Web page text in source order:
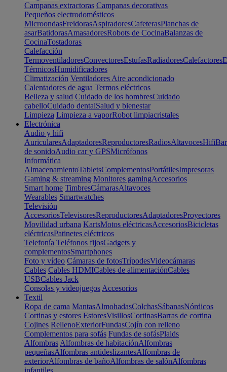
Campanas extractoras Campanas decorativas
Pequeños electrodomésticos
MicroondasFreidorasAspiradoresCafeterasPlanchas de
asarBatidorasAmasadoresRobots de CocinaBalanzas de
CocinaTostadoras
Calefacción
TermoventiladoresConvectoresEstufasRadiadoresCalefactores
TérmicosHumidificadores
Climatización Ventiladores Aire acondicionado
Calentadores de agua Termos eléctricos
Belleza y salud Cuidado de los hombresCuidado
cabelloCuidado dentalSalud y bienestar
Limpieza Limpieza a vaporRobot limpiacristales
Electrónica
Audio y hifi
AuricularesAdaptadoresReproductoresRadiosAltavocesHifi
de sonidoAudio car y GPSMicrófonos
Informática
AlmacenamientoTabletsComplementosPortátilesImpresoras
Gaming & streaming Monitores gamingAccesorios
Smart home TimbresCámarasAltavoces
Wearables Smartwatches
Televisión
AccesoriosTelevisoresReproductoresAdaptadoresProyectores
Movilidad urbana KartsMotos eléctricasAccesoriosBicicletas
eléctricasPatinetes eléctricos
Telefonía Teléfonos fijosGadgets y
complementosSmartphones
Foto y vídeo Cámaras de fotosTrípodesVideocámaras
Cables Cables HDMICables de alimentaciónCables
USBCables Jack
Consolas y videojuegos Accesorios
Textil
Ropa de cama MantasAlmohadasColchasSábanasNórdicos
Cortinas y estores EstoresVisillosCortinasBarras de cortina
Cojines RellenoExteriorFundasCojín con relleno
Complementos para sofás Fundas de sofásPlaids
Alfombras Alfombras de habitaciónAlfombras
pequeñasAlfombras antideslizantesAlfombras de
exteriorAlfombras de bañoAlfombras de salónAlfombras
infantiles